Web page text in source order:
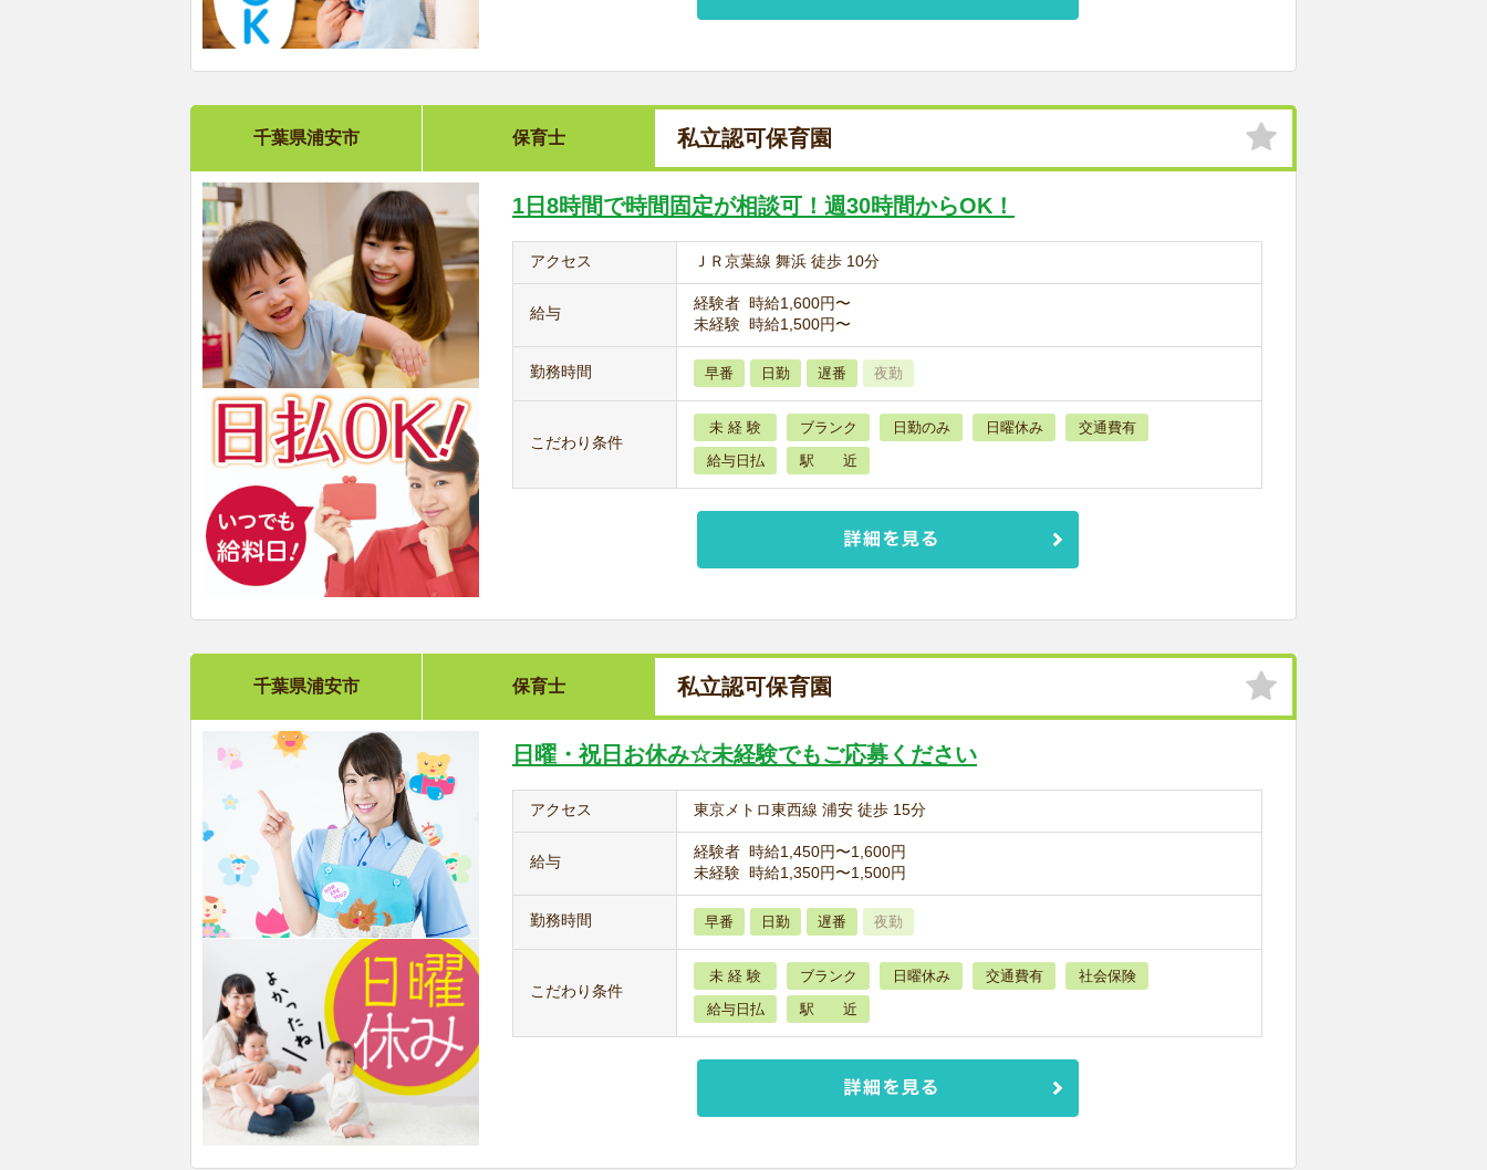
千葉県浦安市 保育士 私立認可保育園
1日8時間で時間固定が相談可！週30時間からOK！
アクセス ＪＲ京葉線 舞浜 徒歩 10分
給与
経験者 時給1,600円〜
未経験 時給1,500円〜
勤務時間 早番 日勤 遅番 夜勤
こだわり条件
未 経 験 ブランク 日勤のみ 日曜休み
交通費有
給与日払
駅 近
千葉県浦安市 保育士 私立認可保育園
日曜・祝日お休み☆未経験でもご応募ください
アクセス 東京メトロ東西線 浦安 徒歩 15分
給与
経験者 時給1,450円〜1,600円
未経験 時給1,350円〜1,500円
勤務時間 早番 日勤 遅番 夜勤
こだわり条件
未 経 験 ブランク 日曜休み 交通費有
社会保険
給与日払
駅 近